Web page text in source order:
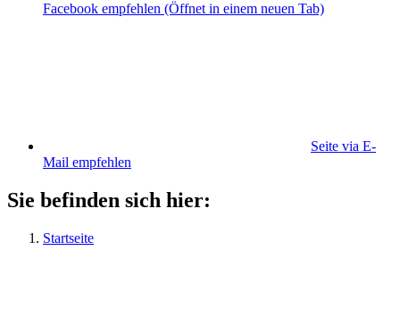
Facebook empfehlen (Öffnet in einem neuen Tab)
Seite via E-
Mail empfehlen
Sie befinden sich hier:
Startseite